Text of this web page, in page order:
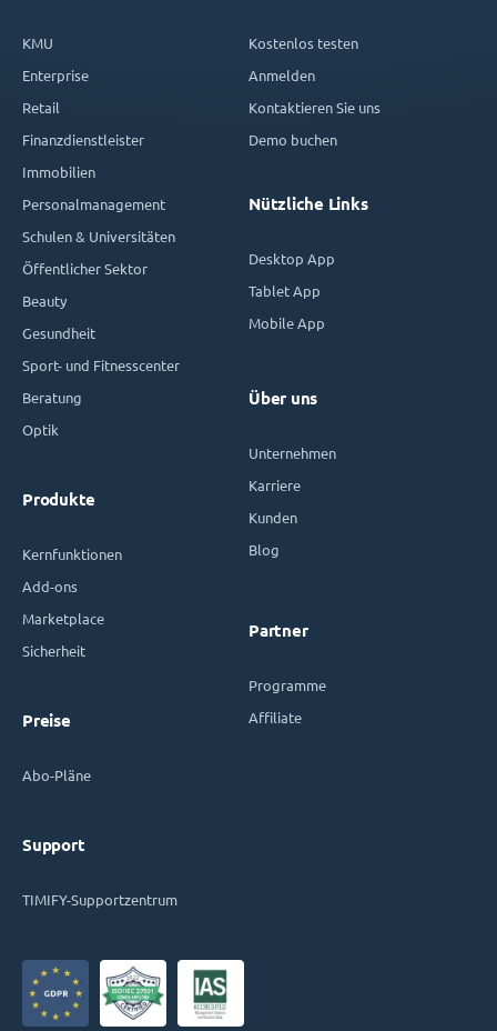
KMU
Enterprise
Retail
Finanzdienstleister
Immobilien
Personalmanagement
Schulen & Universitäten
Öffentlicher Sektor
Beauty
Gesundheit
Sport- und Fitnesscenter
Beratung
Optik
Produkte
Kernfunktionen
Add-ons
Marketplace
Sicherheit
Preise
Abo-Pläne
Support
TIMIFY-Supportzentrum
Kostenlos testen
Anmelden
Kontaktieren Sie uns
Demo buchen
Nützliche Links
Desktop App
Tablet App
Mobile App
Über uns
Unternehmen
Karriere
Kunden
Blog
Partner
Programme
Affiliate